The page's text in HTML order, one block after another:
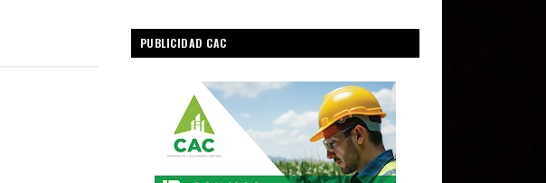
PUBLICIDAD CAC